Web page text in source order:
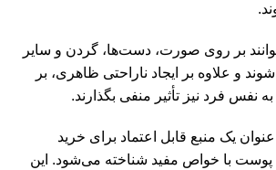
بر روی صورت، دست‌ها، گردن و سایر
و علاوه بر ایجاد ناراحتی ظاهری، بر
نفس فرد نیز تأثیر منفی بگذارند.
یک منبع قابل اعتماد برای خرید
پوست با خواص مفید شناخته می‌شود. این